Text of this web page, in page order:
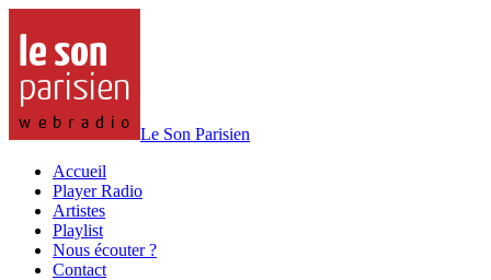
Le Son Parisien
Accueil
Player Radio
Artistes
Playlist
Nous écouter ?
Contact